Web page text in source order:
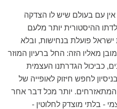
עם בעולם שיש לו הצדקה
ההיסטורית יותר מלעם
ישראל פועלת בנחישות, ובלא
מאליו הזה: החל ברעיון המוזר
כביכול הגדרתנו העצמית
לחפש חיזוק לאופייה של
יותר מכל דבר אחר
- בלתי מוצדק לחלוטין -